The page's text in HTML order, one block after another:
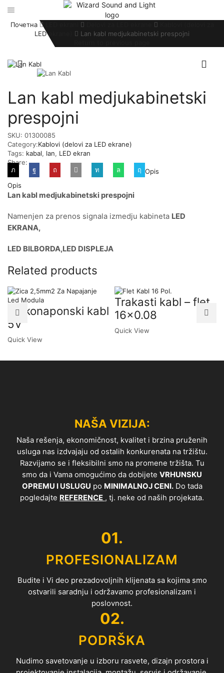
Почетна
LED ekrane)
Lan kabl medjukabinetski prespojni
Lan kabl medjukabinetski
prespojni
SKU: 01300085
Category:Kablovi (delovi za LED ekrane)
Tags: kabal, lan, LED ekran
Share:
Opis
Opis
Lan kabl medjukabinetski prespojni
Namenjen za prenos signala izmedju kabineta LED
EKRANA,
LED BILBORDA,LED DISPLEJA
Related products
Niskonaponski kabl
5V
Quick View
Trakasti kabl – flet
16×0.08
Quick View
NAŠA VIZIJA:
Naša rešenja, ekonomičnost, kvalitet i brzina pruženih
usluga nas izdvajaju od ostalih konkurenata na tržištu.
Razvijamo se i fleksibilni smo na promene tržišta. Tu
smo da i Vama omogućimo da dobijete VRHUNSKU
OPREMU I USLUGU po MINIMALNOJ CENI.Do tada
pogledajte REFERENCE , tj. neke od naših projekata.
01.
PROFESIONALIZAM
Budite i Vi deo prezadovoljnih klijenata sa kojima smo
ostvarili saradnju i održavamo profesionalizam i
poslovnost.
02.
PODRŠKA
Nudimo savetovanje u izboru rasvete, dizajn prostora i